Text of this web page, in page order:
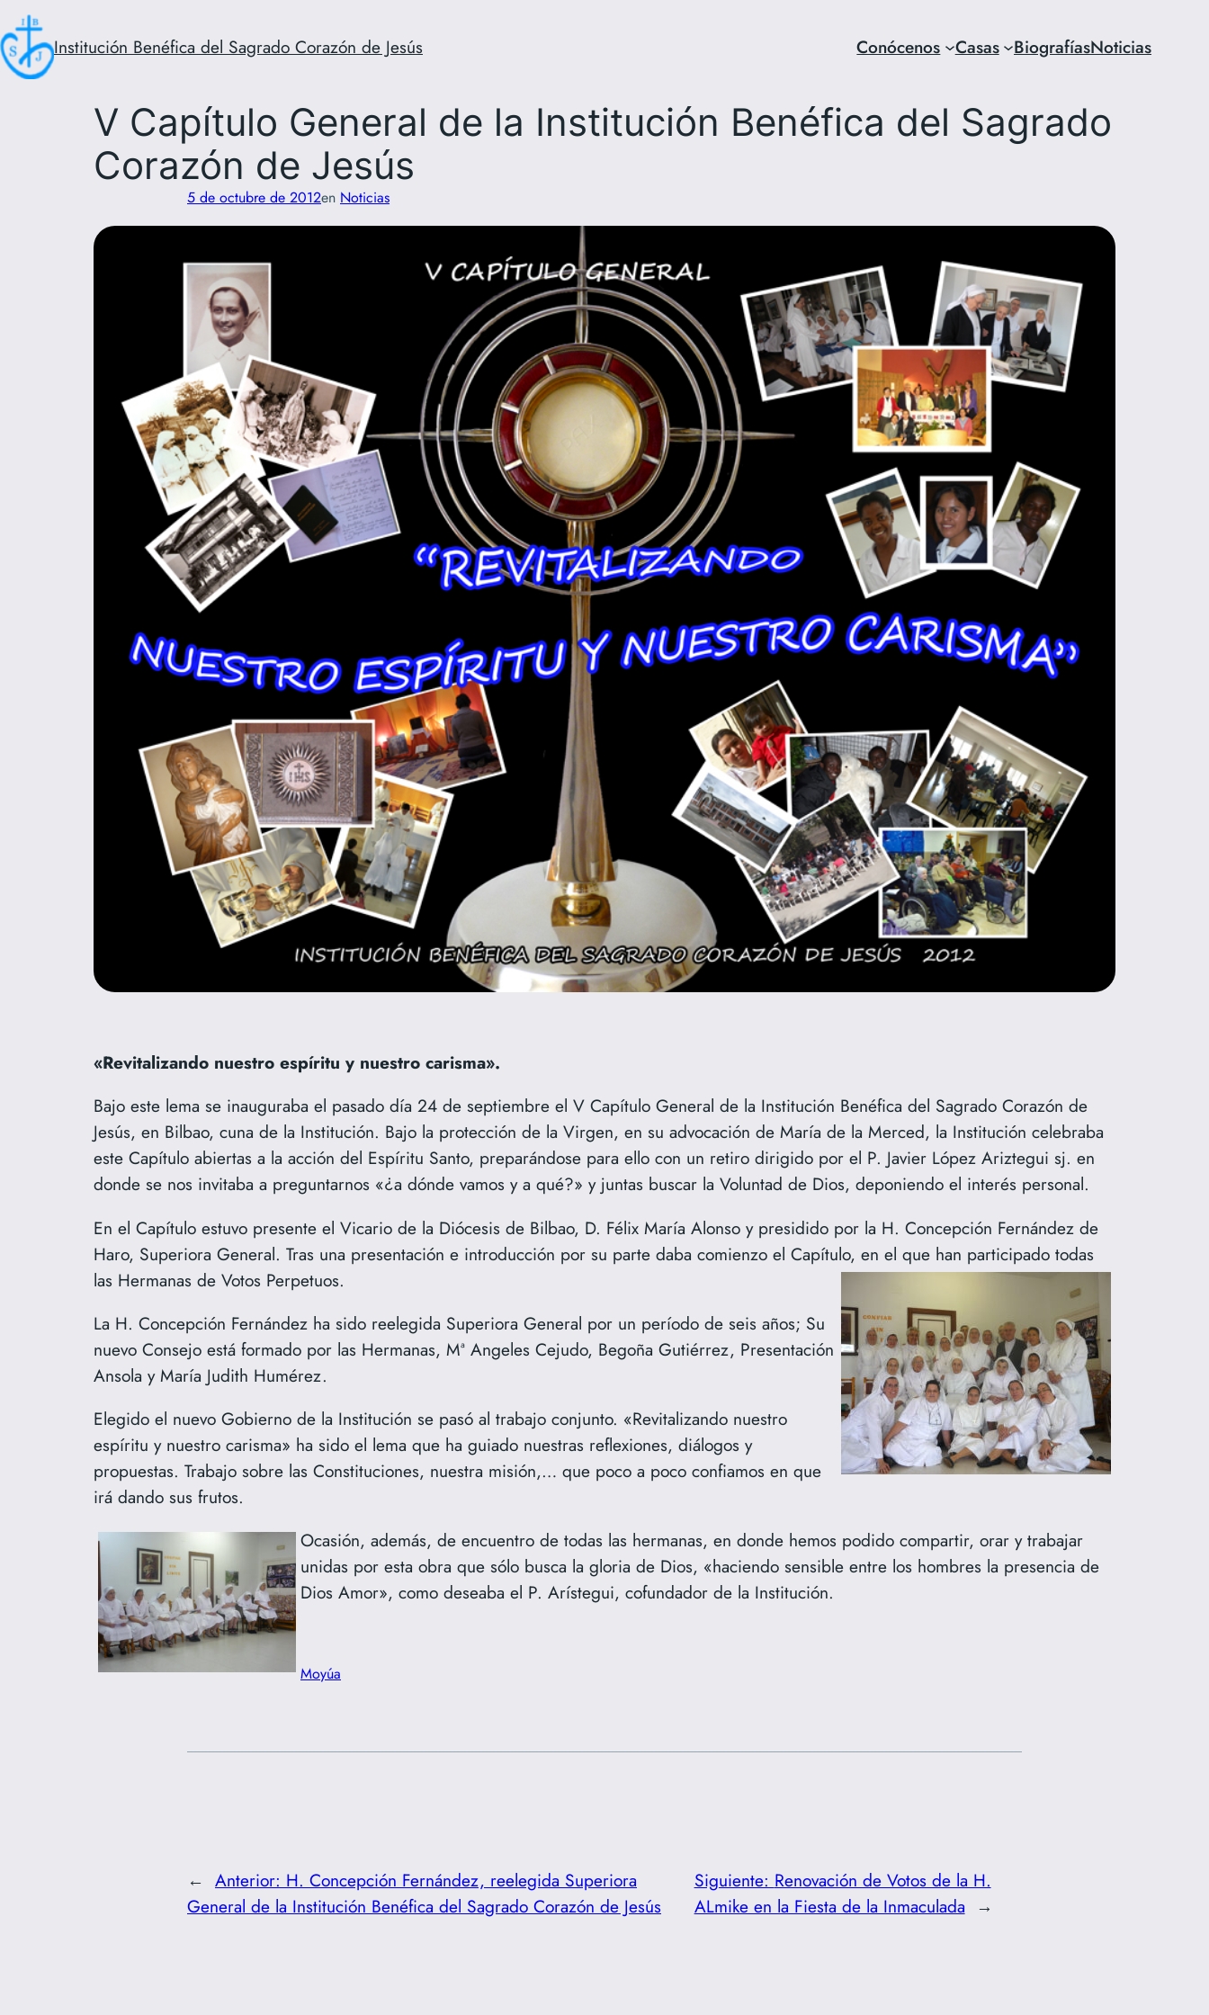
Saltar
al
contenido
Institución Benéfica del Sagrado Corazón de Jesús Conócenos Casas BiografíasNoticias
V Capítulo General de la Institución Benéfica del Sagrado
Corazón de Jesús
5 de octubre de 2012en Noticias
«Revitalizando nuestro espíritu y nuestro carisma».
Bajo este lema se inauguraba el pasado día 24 de septiembre el V Capítulo General de la Institución Benéfica del Sagrado Corazón de
Jesús, en Bilbao, cuna de la Institución. Bajo la protección de la Virgen, en su advocación de María de la Merced, la Institución celebraba
este Capítulo abiertas a la acción del Espíritu Santo, preparándose para ello con un retiro dirigido por el P. Javier López Ariztegui sj. en
donde se nos invitaba a preguntarnos «¿a dónde vamos y a qué?» y juntas buscar la Voluntad de Dios, deponiendo el interés personal.
En el Capítulo estuvo presente el Vicario de la Diócesis de Bilbao, D. Félix María Alonso y presidido por la H. Concepción Fernández de
Haro, Superiora General. Tras una presentación e introducción por su parte daba comienzo el Capítulo, en el que han participado todas
las Hermanas de Votos Perpetuos.
La H. Concepción Fernández ha sido reelegida Superiora General por un período de seis años; Su
nuevo Consejo está formado por las Hermanas, Mª Angeles Cejudo, Begoña Gutiérrez, Presentación
Ansola y María Judith Humérez.
Elegido el nuevo Gobierno de la Institución se pasó al trabajo conjunto. «Revitalizando nuestro
espíritu y nuestro carisma» ha sido el lema que ha guiado nuestras reflexiones, diálogos y
propuestas. Trabajo sobre las Constituciones, nuestra misión,… que poco a poco confiamos en que
irá dando sus frutos.
Ocasión, además, de encuentro de todas las hermanas, en donde hemos podido compartir, orar y trabajar
unidas por esta obra que sólo busca la gloria de Dios, «haciendo sensible entre los hombres la presencia de
Dios Amor», como deseaba el P. Arístegui, cofundador de la Institución.
Moyúa
← Anterior: H. Concepción Fernández, reelegida Superiora
General de la Institución Benéfica del Sagrado Corazón de Jesús
Siguiente: Renovación de Votos de la H.
ALmike en la Fiesta de la Inmaculada →